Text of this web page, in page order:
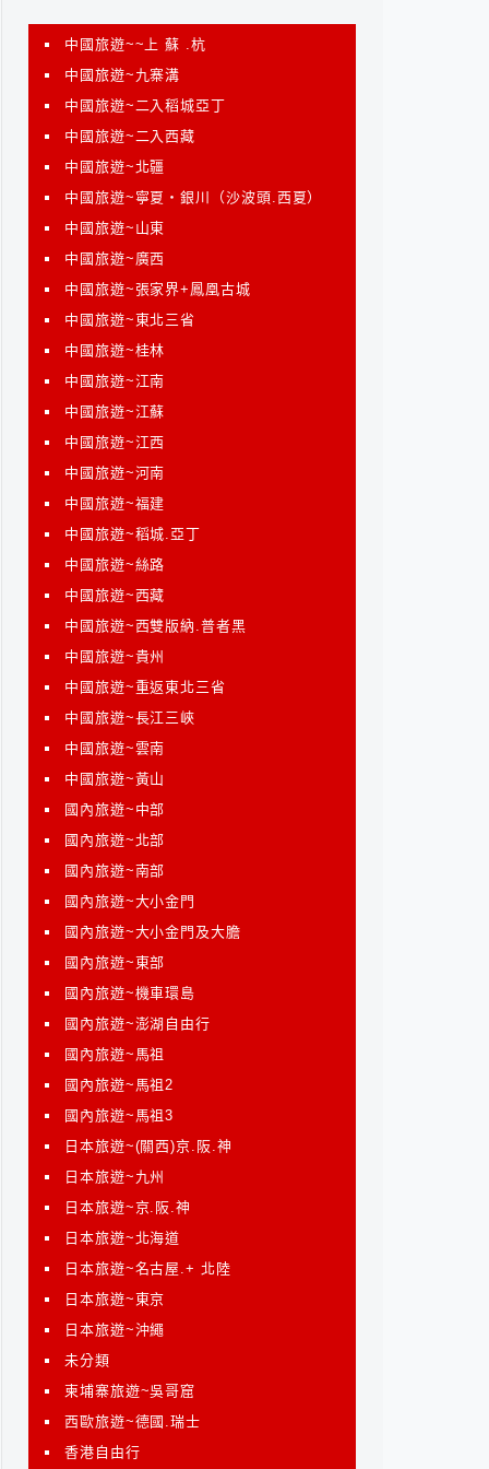
中國旅遊~~上 蘇 .杭
中國旅遊~九寨溝
中國旅遊~二入稻城亞丁
中國旅遊~二入西藏
中國旅遊~北疆
中國旅遊~寧夏‧銀川（沙波頭.西夏）
中國旅遊~山東
中國旅遊~廣西
中國旅遊~張家界+鳳凰古城
中國旅遊~東北三省
中國旅遊~桂林
中國旅遊~江南
中國旅遊~江蘇
中國旅遊~江西
中國旅遊~河南
中國旅遊~福建
中國旅遊~稻城.亞丁
中國旅遊~絲路
中國旅遊~西藏
中國旅遊~西雙版納.普者黑
中國旅遊~貴州
中國旅遊~重返東北三省
中國旅遊~長江三峽
中國旅遊~雲南
中國旅遊~黃山
國內旅遊~中部
國內旅遊~北部
國內旅遊~南部
國內旅遊~大小金門
國內旅遊~大小金門及大膽
國內旅遊~東部
國內旅遊~機車環島
國內旅遊~澎湖自由行
國內旅遊~馬祖
國內旅遊~馬祖2
國內旅遊~馬祖3
日本旅遊~(關西)京.阪.神
日本旅遊~九州
日本旅遊~京.阪.神
日本旅遊~北海道
日本旅遊~名古屋.+ 北陸
日本旅遊~東京
日本旅遊~沖繩
未分類
柬埔寨旅遊~吳哥窟
西歐旅遊~德國.瑞士
香港自由行